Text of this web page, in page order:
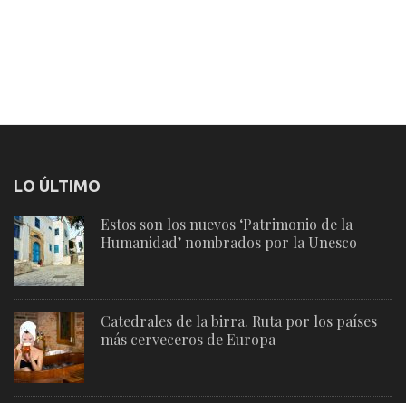
LO ÚLTIMO
Estos son los nuevos ‘Patrimonio de la
Humanidad’ nombrados por la Unesco
Catedrales de la birra. Ruta por los países
más cerveceros de Europa